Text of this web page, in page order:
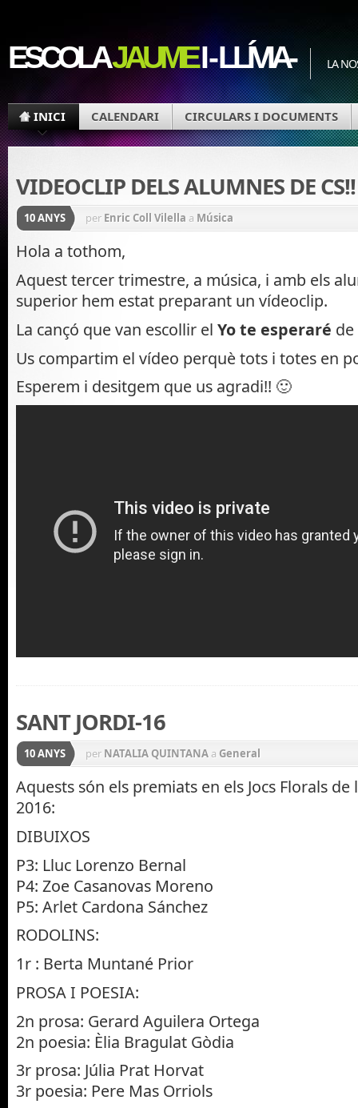
ESCOLAJAUMEI - LLÍVIA- LA
INICI CALENDARI CIRCULARS I DOCUMENTS
VIDEOCLIP DELS ALUMNES DE CS!!
10 ANYS per Enric Coll Vilella a Música
Hola a tothom,
Aquest tercer trimestre, a música, i amb els
superior hem estat preparant un vídeoclip.
La cançó que van escollir el Yo te esperaré de
Us compartim el vídeo perquè tots i totes en
Esperem i desitgem que us agradi!! 🙂
SANT JORDI-16
10 ANYS per NATALIA QUINTANA a General
Aquests són els premiats en els Jocs Florals de
2016:
DIBUIXOS
P3: Lluc Lorenzo Bernal
P4: Zoe Casanovas Moreno
P5: Arlet Cardona Sánchez
RODOLINS:
1r : Berta Muntané Prior
PROSA I POESIA:
2n prosa: Gerard Aguilera Ortega
2n poesia: Èlia Bragulat Gòdia
3r prosa: Júlia Prat Horvat
3r poesia: Pere Mas Orriols